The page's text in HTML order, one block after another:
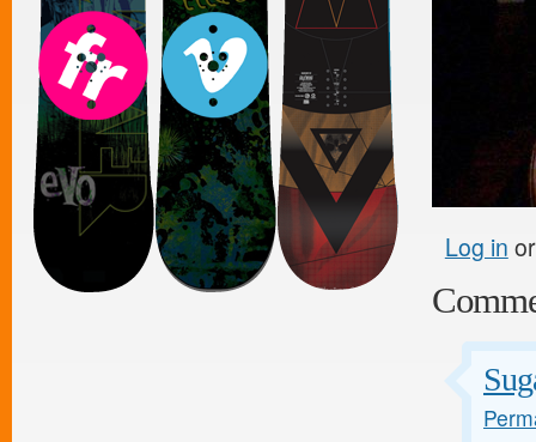
Log in